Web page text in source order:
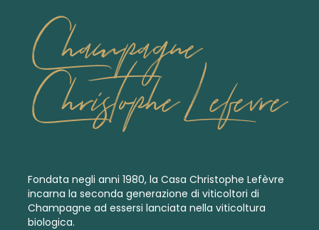
Champagne
Christophe Lefevre
Fondata negli anni 1980, la Casa Christophe Lefèvre
incarna la seconda generazione di viticoltori di
Champagne ad essersi lanciata nella viticoltura
biologica.